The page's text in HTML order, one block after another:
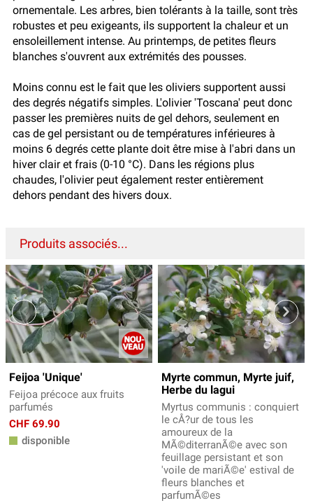
ornementale. Les arbres, bien tolérants à la taille, sont très
robustes et peu exigeants, ils supportent la chaleur et un
ensoleillement intense. Au printemps, de petites fleurs
blanches s'ouvrent aux extrémités des pousses.
Moins connu est le fait que les oliviers supportent aussi
des degrés négatifs simples. L'olivier 'Toscana' peut donc
passer les premières nuits de gel dehors, seulement en
cas de gel persistant ou de températures inférieures à
moins 6 degrés cette plante doit être mise à l'abri dans un
hiver clair et frais (0-10 °C). Dans les régions plus
chaudes, l'olivier peut également rester entièrement
dehors pendant des hivers doux.
Produits associés...
Feijoa 'Unique'
Feijoa précoce aux fruits
parfumés
CHF 69.90
disponible
Myrte commun, Myrte juif,
Herbe du lagui
Myrtus communis : conquiert
le cÅ?ur de tous les
amoureux de la
MÃ©diterranÃ©e avec son
feuillage persistant et son
'voile de mariÃ©e' estival de
fleurs blanches et
parfumÃ©es